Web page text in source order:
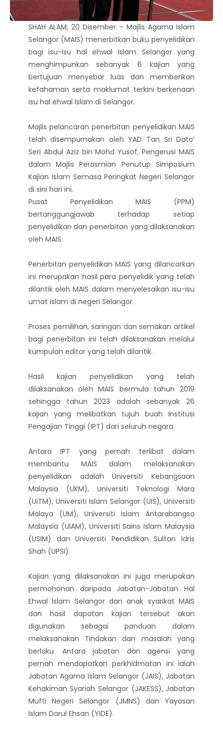
SHAH ALAM, 20 Disember – Majlis Agama Islam
Selangor (MAIS) menerbitkan buku penyelidikan
bagi isu-isu hal ehwal Islam Selangor yang
menghimpunkan sebanyak 6 kajian yang
bertujuan menyebar luas dan memberikan
kefahaman serta maklumat terkini berkenaan
isu hal ehwal Islam di Selangor.
Majlis pelancaran penerbitan penyelidikan MAIS
telah disempurnakan oleh YAD Tan Sri Dato’
Seri Abdul Aziz bin Mohd Yusof, Pengerusi MAIS
dalam Majlis Perasmian Penutup Simposium
Kajian Islam Semasa Peringkat Negeri Selangor
di sini hari ini.
Pusat Penyelidikan MAIS (PPM)
bertanggungjawab terhadap setiap
penyelidikan dan penerbitan yang dilaksanakan
oleh MAIS.
Penerbitan penyelidikan MAIS yang dilancarkan
ini merupakan hasil para penyelidik yang telah
dilantik oleh MAIS dalam menyelesaikan isu-isu
umat Islam di negeri Selangor.
Proses pemilihan, saringan dan semakan artikel
bagi penerbitan ini telah dilaksanakan melalui
kumpulan editor yang telah dilantik.
Hasil kajian penyelidikan yang telah
dilaksanakan oleh MAIS bermula tahun 2019
sehingga tahun 2023 adalah sebanyak 26
kajian yang melibatkan tujuh buah Institusi
Pengajian Tinggi (IPT) dari seluruh negara.
Antara IPT yang pernah terlibat dalam
membantu MAIS dalam melaksanakan
penyelidikan adalah Universiti Kebangsaan
Malaysia (UKM), Universiti Teknologi Mara
(UiTM), Universiti Islam Selangor (UIS), Universiti
Malaya (UM), Universiti Islam Antarabangsa
Malaysia (UIAM), Universiti Sains Islam Malaysia
(USIM) dan Universiti Pendidikan Sultan Idris
Shah (UPSI).
Kajian yang dilaksanakan ini juga merupakan
permohonan daripada Jabatan-Jabatan Hal
Ehwal Islam Selangor dan anak syarikat MAIS
dan hasil dapatan kajian tersebut akan
digunakan sebagai panduan dalam
melaksanakan Tindakan dan masalah yang
berlaku. Antara jabatan dan agensi yang
pernah mendapatkan perkhidmatan ini ialah
Jabatan Agama Islam Selangor (JAIS), Jabatan
Kehakiman Syariah Selangor (JAKESS), Jabatan
Mufti Negeri Selangor (JMNS) dan Yayasan
Islam Darul Ehsan (YIDE).